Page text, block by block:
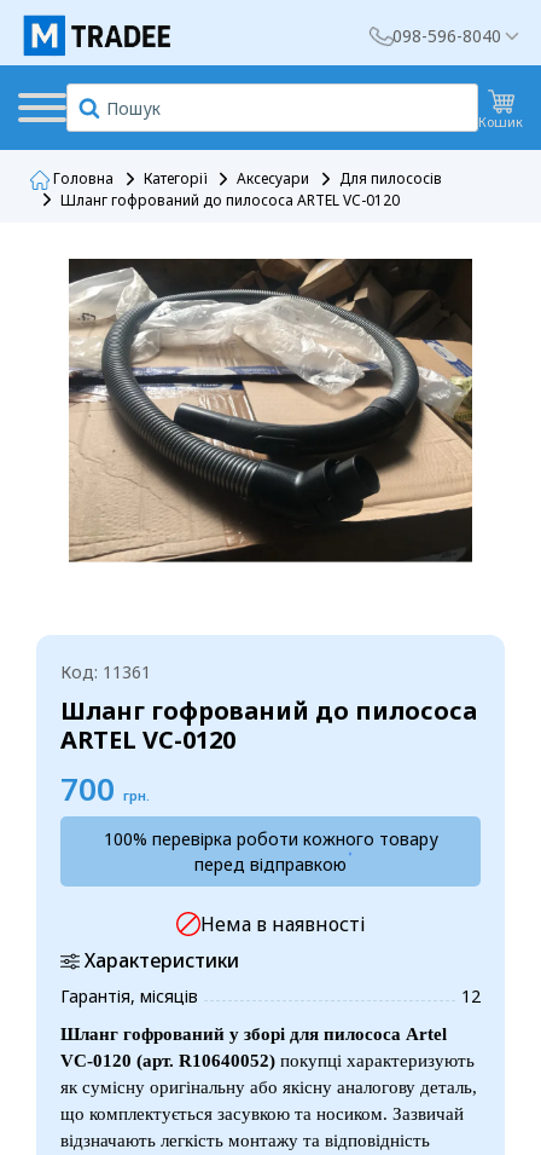
098-596-8040
Кошик
Головна Категорії Аксесуари
Для пилососів
Шланг гофрований до пилососа ARTEL VC-0120
Код: 11361
Шланг гофрований до пилососа
ARTEL VC-0120
700 грн.
100% перевірка роботи кожного товару
перед відправкою
Нема в наявності
Характеристики
Гарантія, місяців 12
Шланг гофрований у зборі для пилососа Artel
VC-0120 (арт. R10640052) покупці характеризують
як сумісну оригінальну або якісну аналогову деталь,
що комплектується засувкою та носиком. Зазвичай
відзначають легкість монтажу та відповідність